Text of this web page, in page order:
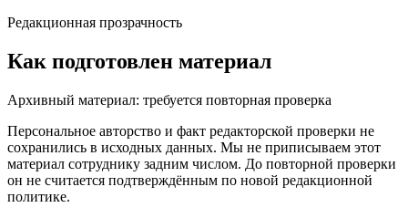
Редакционная прозрачность
Как подготовлен материал
Архивный материал: требуется повторная проверка
Персональное авторство и факт редакторской проверки не
сохранились в исходных данных. Мы не приписываем этот
материал сотруднику задним числом. До повторной проверки
он не считается подтверждённым по новой редакционной
политике.